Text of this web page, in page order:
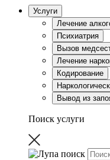
Услуги
Лечение
Психиатрия
Вызов
Лечение
Кодирование
Вывод из
Поиск услуги